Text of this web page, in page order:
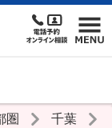
圏 千葉